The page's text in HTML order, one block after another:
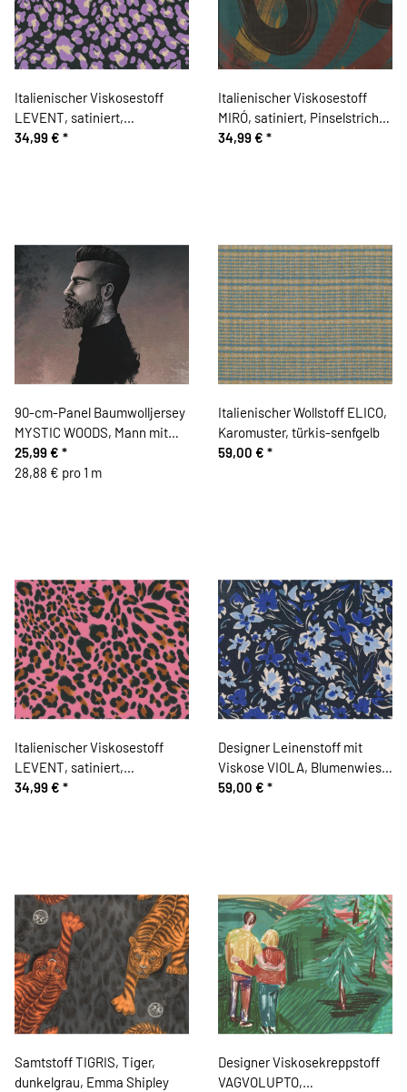
Italienischer Viskosestoff
LEVENT, satiniert,
Leopardenmuster, lavendel
34,99 € *
Italienischer Viskosestoff
MIRÓ, satiniert, Pinselstriche,
dunkles petrol
34,99 € *
90-cm-Panel Baumwolljersey
MYSTIC WOODS, Mann mit
Tattoo, altrosa, Thorsten
Berger
25,99 € *
28,88 € pro 1 m
Italienischer Wollstoff ELICO,
Karomuster, türkis-senfgelb
59,00 € *
Italienischer Viskosestoff
LEVENT, satiniert,
Leopardenmuster, kräftiges
34,99 € *
Designer Leinenstoff mit
Viskose VIOLA, Blumenwiese,
ultramarinblau
59,00 € *
Samtstoff TIGRIS, Tiger,
dunkelgrau, Emma Shipley
Designer Viskosekreppstoff
VAGVOLUPTO,